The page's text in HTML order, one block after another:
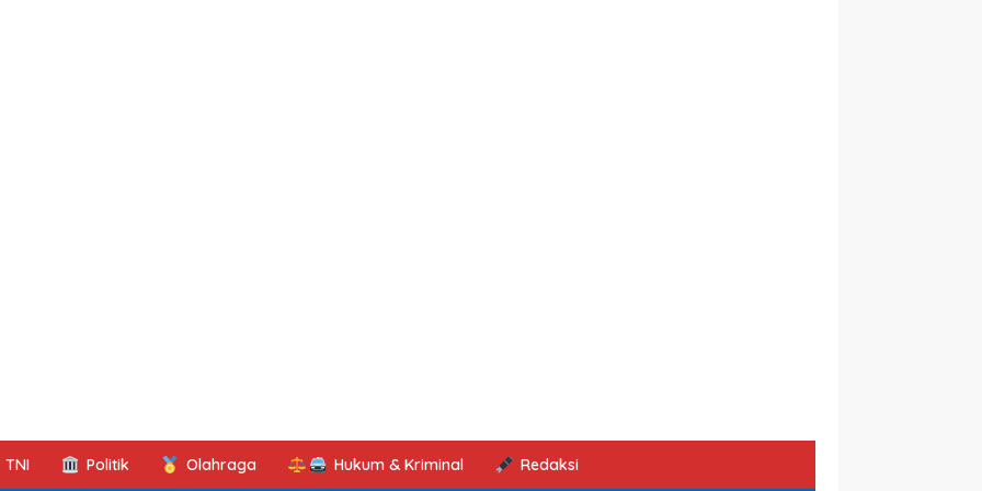
TNI Politik Olahraga Hukum & Kriminal Redaksi